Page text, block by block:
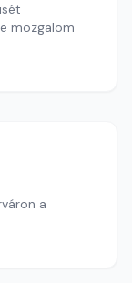
mozgalom
a